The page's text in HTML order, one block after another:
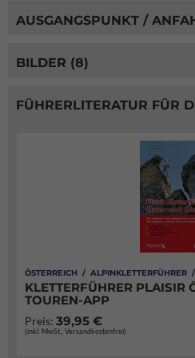
AUSGANGSPUNKT /
BILDER (8)
FÜHRERLITERATUR FÜR
ÖSTERREICH / ALPINKLETTERFÜHRER
KLETTERFÜHRER PLAISIR
TOUREN-APP
Preis: 39,95 €
(inkl. MwSt., Versandkostenfrei)